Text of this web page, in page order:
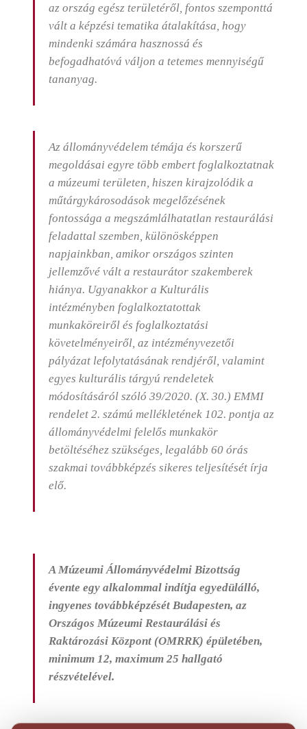
az ország egész területéről, fontos szemponttá
vált a képzési tematika átalakítása, hogy
mindenki számára hasznossá és
befogadhatóvá váljon a tetemes mennyiségű
tananyag.
Az állományvédelem témája és korszerű
megoldásai egyre több embert foglalkoztatnak
a múzeumi területen, hiszen kirajzolódik a
műtárgykárosodások megelőzésének
fontossága a megszámlálhatatlan restaurálási
feladattal szemben, különösképpen
napjainkban, amikor országos szinten
jellemzővé vált a restaurátor szakemberek
hiánya. Ugyanakkor a Kulturális
intézményben foglalkoztatottak
munkaköreiről és foglalkoztatási
követelményeiről, az intézményvezetői
pályázat lefolytatásának rendjéről, valamint
egyes kulturális tárgyú rendeletek
módosításáról szóló 39/2020. (X. 30.) EMMI
rendelet 2. számú mellékletének 102. pontja az
állományvédelmi felelős munkakör
betöltéséhez szükséges, legalább 60 órás
szakmai továbbképzés sikeres teljesítését írja
elő.
A Múzeumi Állományvédelmi Bizottság
évente egy alkalommal indítja egyedülálló,
ingyenes továbbképzését Budapesten, az
Országos Múzeumi Restaurálási és
Raktározási Központ (OMRRK) épületében,
minimum 12, maximum 25 hallgató
részvételével.